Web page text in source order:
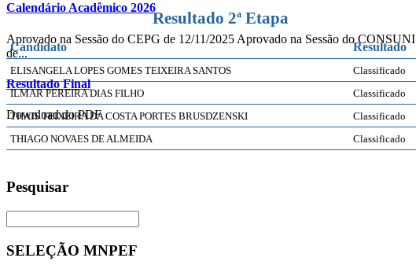
Calendário Acadêmico 2026
Aprovado na Sessão do CEPG de 12/11/2025 Aprovado na Sessão do CONSUNI
de...
Resultado Final
Download do PDF
Resultado 2ª Etapa
Candidato Resultado
ELISANGELA LOPES GOMES TEIXEIRA SANTOS
Classificado
ILMAR PEREIRA DIAS FILHO
Classificado
THAIS TEIXEIRA DA COSTA PORTES BRUSDZENSKI
Classificado
THIAGO NOVAES DE ALMEIDA
Classificado
Pesquisar
SELEÇÃO MNPEF